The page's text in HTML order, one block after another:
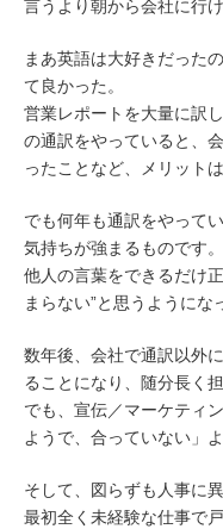
言うより朝から会社に行
まあ英語は大好きだった
て良かった。
営業レポートを大量に訳
の通訳をやっていると、
ったことなど、メリット
でも何年も通訳をやって
気持ちが強まるものです。
他人の言葉をできるだけ
まらない”と思うようにな
数年後、会社で通訳以外
ることになり、随分長く担
でも、宣伝／マーケティ
ようで、合っていない」
そして、図らずも人事に
最初全く未経験な仕事で